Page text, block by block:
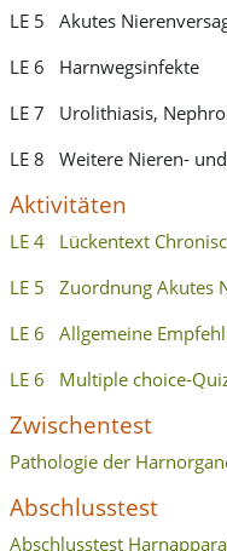
LE 5 Akutes
LE 6 Harnwegsinfekte
LE 7 Urolithiasis,
LE 8 Weitere Nieren-
Aktivitäten
LE 4 Lückentext
LE 5 Zuordnung Akutes
LE 6 Allgemeine
LE 6 Multiple choice-
Zwischentest
Pathologie der
Abschlusstest
Abschlusstest Harnappara